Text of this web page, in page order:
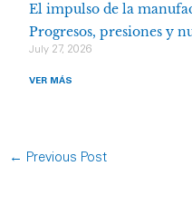
El impulso de la
Progresos, presiones y
July 27, 2026
VER MÁS
← Previous Post